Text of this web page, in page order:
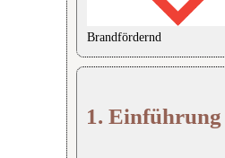
Brandfördernd
1. Einführung